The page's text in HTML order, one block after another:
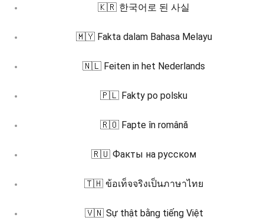
🇰🇷 한국어로 된 사실
🇲🇾 Fakta dalam Bahasa Melayu
🇳🇱 Feiten in het Nederlands
🇵🇱 Fakty po polsku
🇷🇴 Fapte în română
🇷🇺 Факты на русском
🇹🇭 ข้อเท็จจริงเป็นภาษาไทย
🇻🇳 Sự thật bằng tiếng Việt